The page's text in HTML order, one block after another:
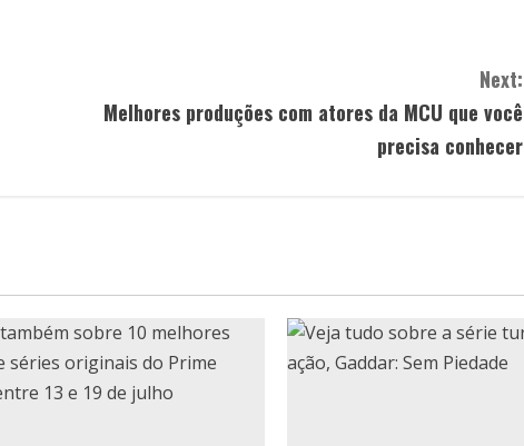
Next:
Melhores produções com atores da MCU que você
precisa conhecer